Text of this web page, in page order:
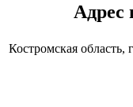
Адрес
Костромская